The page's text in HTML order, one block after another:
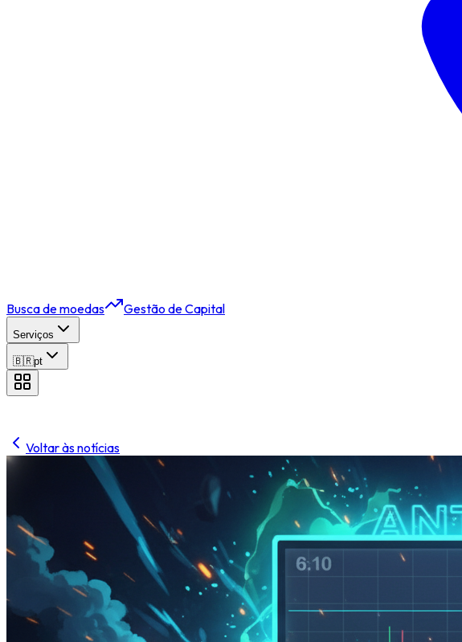
Busca de moedas Gestão de Capital
Serviços
🇧🇷pt
Voltar às notícias